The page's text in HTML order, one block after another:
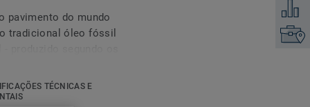
pavimento do mundo
tradicional óleo fóssil
TÉCNICAS E